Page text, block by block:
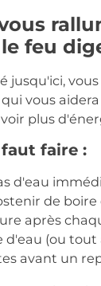
feu
jusqu'ici,
vous
plus
faire :
d'eau
de
après
d'eau (ou
avant un